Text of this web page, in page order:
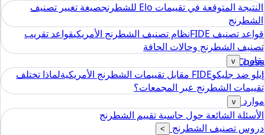
Chess
tools
حاسبة تصنيف إيلو للشطرنج
النتيجة المتوقعة في تقييمات Elo للشطرنج
صيغة تغيير تصنيف
الشطرنج
قواعد تصنيف FIDE
نظام تصنيف الشطرنج الأمريكيقواعد تقريب
تصنيف الشطرنج وحالات الحافة
يقارن v
إيلو ضد جليكوFIDE مقابل تقييمات الشطرنج الأمريكية
لماذا تختلف
تقييمات الشطرنج عبر المجمعات؟
موارد
v
الأسئلة الشائعة حول حاسبة تقييم الشطرنج
دروس تصنيف الشطرنج
>